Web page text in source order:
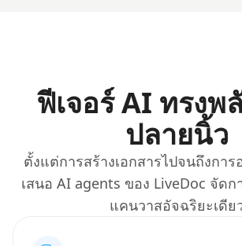
ฟีเจอร์ AI ทรงพ
ปลายนิ้ว
ตั้งแต่การสร้างเอกสารไปจนถึงกา
เสนอ AI agents ของ LiveDoc จัด
แคนวาสอัจฉริยะเดีย